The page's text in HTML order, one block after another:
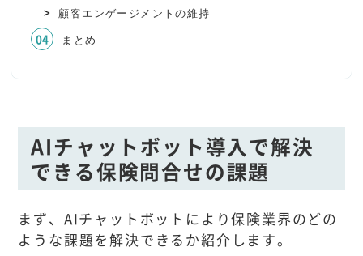
顧客エンゲージメントの維持
まとめ
AIチャットボット導入で解決
できる保険問合せの課題
まず、AIチャットボットにより保険業界のどの
ような課題を解決できるか紹介します。